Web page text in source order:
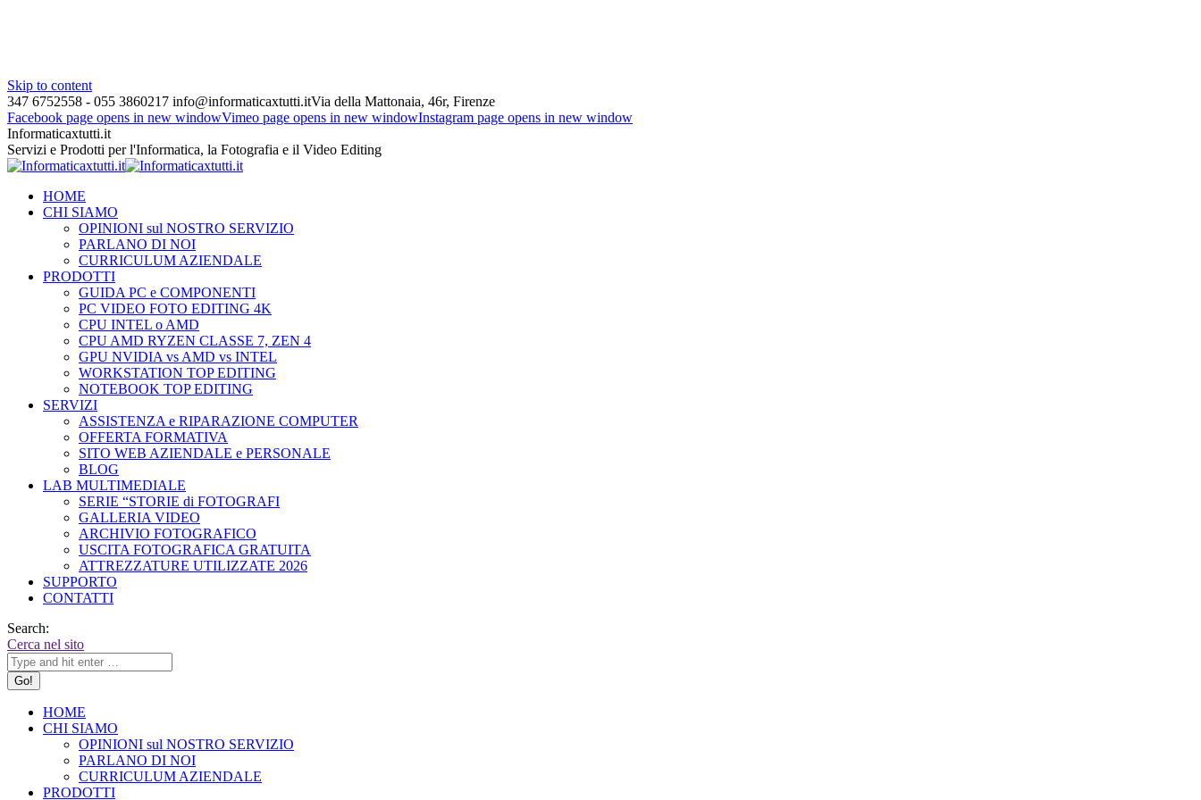
Skip to content
347 6752558 - 055 3860217 info@informaticaxtutti.itVia della Mattonaia, 46r, Firenze
Facebook page opens in new windowVimeo page opens in new windowInstagram page opens in new window
Informaticaxtutti.it
Servizi e Prodotti per l'Informatica, la Fotografia e il Video Editing
HOME
CHI SIAMO
OPINIONI sul NOSTRO SERVIZIO
PARLANO DI NOI
CURRICULUM AZIENDALE
PRODOTTI
GUIDA PC e COMPONENTI
PC VIDEO FOTO EDITING 4K
CPU INTEL o AMD
CPU AMD RYZEN CLASSE 7, ZEN 4
GPU NVIDIA vs AMD vs INTEL
WORKSTATION TOP EDITING
NOTEBOOK TOP EDITING
SERVIZI
ASSISTENZA e RIPARAZIONE COMPUTER
OFFERTA FORMATIVA
SITO WEB AZIENDALE e PERSONALE
BLOG
LAB MULTIMEDIALE
SERIE “STORIE di FOTOGRAFI
GALLERIA VIDEO
ARCHIVIO FOTOGRAFICO
USCITA FOTOGRAFICA GRATUITA
ATTREZZATURE UTILIZZATE 2026
SUPPORTO
CONTATTI
Search:
Cerca nel sito
HOME
CHI SIAMO
OPINIONI sul NOSTRO SERVIZIO
PARLANO DI NOI
CURRICULUM AZIENDALE
PRODOTTI